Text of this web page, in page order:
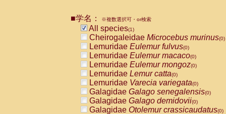
■学名： ※複数選択可・or検索
All species(1)
Cheirogaleidae Microcebus murinus(0)
Lemuridae Eulemur fulvus(0)
Lemuridae Eulemur macaco(0)
Lemuridae Eulemur mongoz(0)
Lemuridae Lemur catta(0)
Lemuridae Varecia variegata(0)
Galagidae Galago senegalensis(0)
Galagidae Galago demidovii(0)
Galagidae Otolemur crassicaudatus(0)